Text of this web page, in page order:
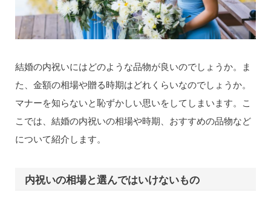
結婚の内祝いにはどのような品物が良いのでしょうか。ま
た、金額の相場や贈る時期はどれくらいなのでしょうか。
マナーを知らないと恥ずかしい思いをしてしまいます。こ
こでは、結婚の内祝いの相場や時期、おすすめの品物など
について紹介します。
内祝いの相場と選んではいけないもの